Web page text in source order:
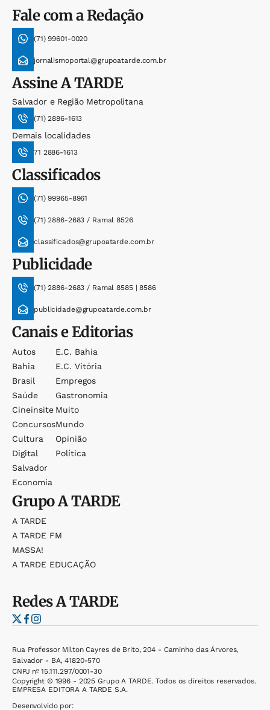
Fale com a Redação
(71) 99601-0020
jornalismoportal@grupoatarde.com.br
AssineA TARDE
Salvador e Região Metropolitana
(71) 2886-1613
Demais localidades
71 2886-1613
Classificados
(71) 99965-8961
(71) 2886-2683 / Ramal 8526
classificados@grupoatarde.com.br
Publicidade
(71) 2886-2683 / Ramal 8585 | 8586
publicidade@grupoatarde.com.br
Canais e Editorias
Autos
Bahia
Brasil
Saúde
Cineinsite
Concursos
Cultura
Digital
Salvador
Economia
E.c. Bahia
E.c. Vitória
Empregos
Gastronomia
Muito
Mundo
Opinião
Política
GrupoA TARDE
A TARDE
A TARDE FM
MASSA!
A TARDE EDUCAÇÃO
RedesA TARDE
Rua Professor Milton Cayres de Brito, 204 - Caminho das Árvores,
Salvador - BA, 41820-570
CNPJ nº 15.111.297/0001-30
Copyright © 1996 - 2025 Grupo A TARDE. Todos os direitos reservados.
EMPRESA EDITORA A TARDE S.A.
Desenvolvido por: